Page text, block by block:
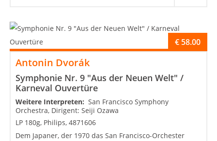
Antonin Dvorák
Symphonie Nr. 9 "Aus der Neuen Welt" /
Karneval Ouvertüre
€ 58.00
Weitere Interpreten: San Francisco Symphony
Orchestra, Dirigent: Seiji Ozawa
LP 180g, Philips, 4871606
Dem Japaner, der 1970 das San Francisco-Orchester